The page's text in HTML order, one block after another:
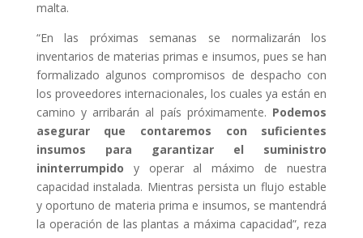
malta.
“En las próximas semanas se normalizarán los
inventarios de materias primas e insumos, pues se han
formalizado algunos compromisos de despacho con
los proveedores internacionales, los cuales ya están en
camino y arribarán al país próximamente. Podemos
asegurar que contaremos con suficientes
insumos para garantizar el suministro
ininterrumpido y operar al máximo de nuestra
capacidad instalada. Mientras persista un flujo estable
y oportuno de materia prima e insumos, se mantendrá
la operación de las plantas a máxima capacidad”, reza